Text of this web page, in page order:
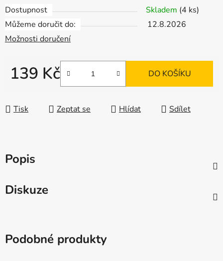
Dostupnost Skladem (4 ks)
Můžeme doručit do:
12.8.2026
Možnosti doručení
139 Kč DO KOŠÍKU
Tisk Zeptat se Hlídat Sdílet
Popis
Diskuze
Podobné produkty